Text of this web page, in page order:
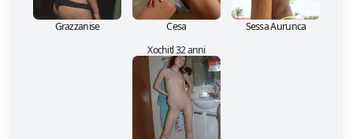
Grazzanise Cesa
Sessa Aurunca
Xochitl 32 anni